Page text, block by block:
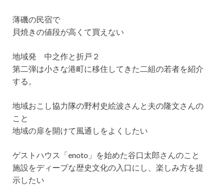
薄磯の民宿で
貝焼きの値段が高くて買えない
地域発 中之作と折戸２
第二弾は小さな港町に移住してきた二組の若者を紹介
する。
地域おこし協力隊の野村史絵波さんと夫の隆文さんの
こと
地域の扉を開けて風通しをよくしたい
ゲストハウス「enoto」を始めた谷口太郎さんのこと
施設をディープな歴史文化の入口にし、楽しみ方を提
示したい